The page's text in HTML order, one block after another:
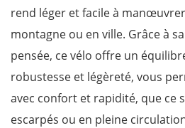
rend léger et facile à
montagne ou en ville. Grâce à
pensée, ce vélo offre un
robustesse et légèreté, vous
avec confort et rapidité, que ce
escarpés ou en pleine